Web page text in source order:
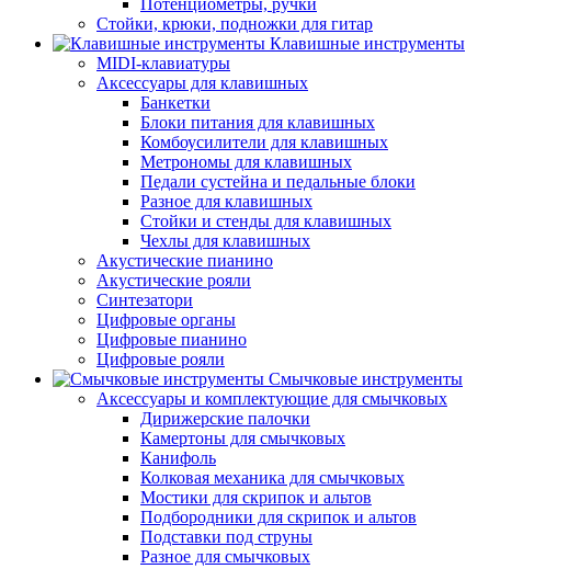
Потенциометры, ручки
Стойки, крюки, подножки для гитар
Клавишные инструменты
MIDI-клавиатуры
Аксессуары для клавишных
Банкетки
Блоки питания для клавишных
Комбоусилители для клавишных
Метрономы для клавишных
Педали сустейна и педальные блоки
Разное для клавишных
Стойки и стенды для клавишных
Чехлы для клавишных
Акустические пианино
Акустические рояли
Синтезатори
Цифровые органы
Цифровые пианино
Цифровые рояли
Смычковые инструменты
Аксессуары и комплектующие для смычковых
Дирижерские палочки
Камертоны для смычковых
Канифоль
Колковая механика для смычковых
Мостики для скрипок и альтов
Подбородники для скрипок и альтов
Подставки под струны
Разное для смычковых